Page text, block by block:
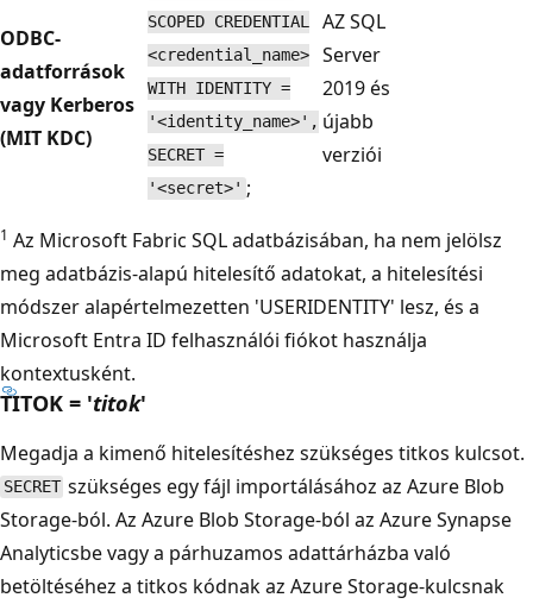
ODBC-
adatforrások
vagy Kerberos
(MIT KDC)
SCOPED CREDENTIAL
<credential_name>
WITH IDENTITY =
'<identity_name>',
SECRET =
'<secret>' ;
AZ SQL
Server
2019 és
újabb
verziói
1 Az Microsoft Fabric SQL adatbázisában, ha nem jelölsz
meg adatbázis-alapú hitelesítő adatokat, a hitelesítési
módszer alapértelmezetten 'USERIDENTITY' lesz, és a
Microsoft Entra ID felhasználói fiókot használja
kontextusként.
TITOK = 'titok'
Megadja a kimenő hitelesítéshez szükséges titkos kulcsot.
SECRET szükséges egy fájl importálásához az Azure Blob
Storage-ból. Az Azure Blob Storage-ból az Azure Synapse
Analyticsbe vagy a párhuzamos adattárházba való
betöltéséhez a titkos kódnak az Azure Storage-kulcsnak